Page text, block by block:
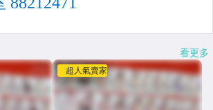
看更多
超人氣賣家